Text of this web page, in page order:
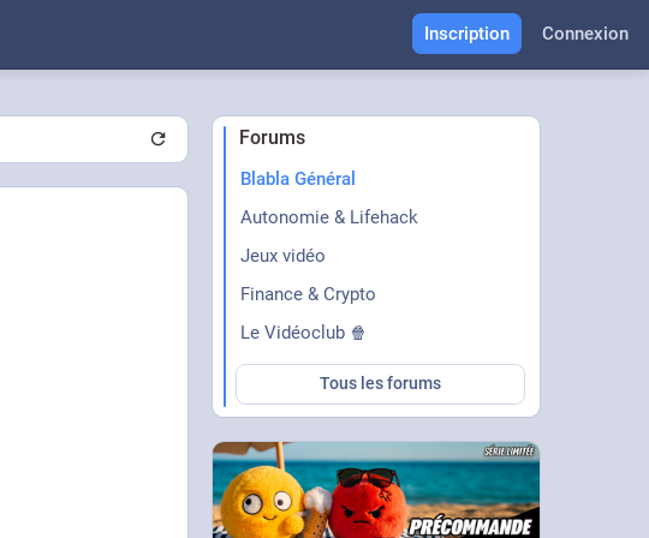
Inscription Connexion
Forums
Blabla Général
Autonomie & Lifehack
Jeux vidéo
Finance & Crypto
Le Vidéoclub 🍿
Tous les forums